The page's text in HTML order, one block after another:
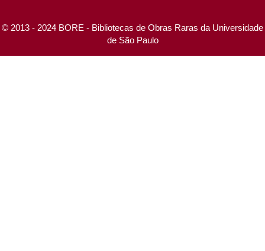
© 2013 - 2024 BORE - Bibliotecas de Obras Raras da Universidade
de São Paulo